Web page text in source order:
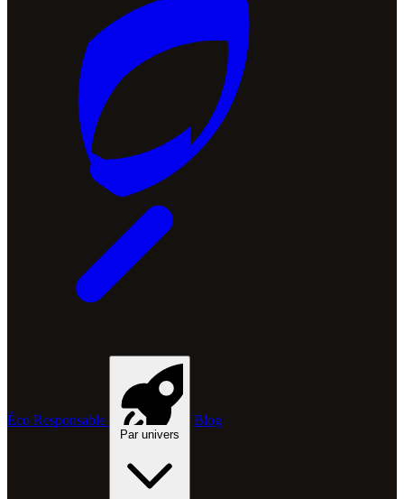
Éco Responsable
Par univers
Blog